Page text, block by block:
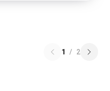
1 / 2